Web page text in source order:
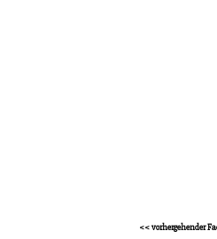
<< vorhergehender